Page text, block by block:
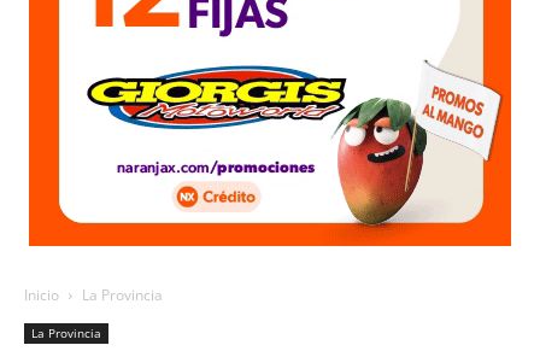
Inicio La Provincia
La Provincia